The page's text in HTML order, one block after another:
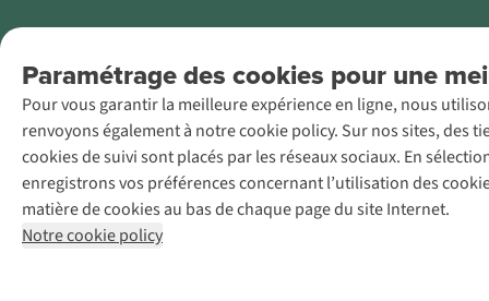
Paramétrage des cookies pour une
Pour vous garantir la meilleure expérience en ligne, nous
renvoyons également à notre cookie policy. Sur nos sites, des
cookies de suivi sont placés par les réseaux sociaux. En
enregistrons vos préférences concernant l’utilisation des
matière de cookies au bas de chaque page du site Internet.
Notre cookie policy
AS Adventure
France SAS,
Rue du Vieux
Faubourg 14, F-
59000 Lille
+32 (0)3 828
30 15